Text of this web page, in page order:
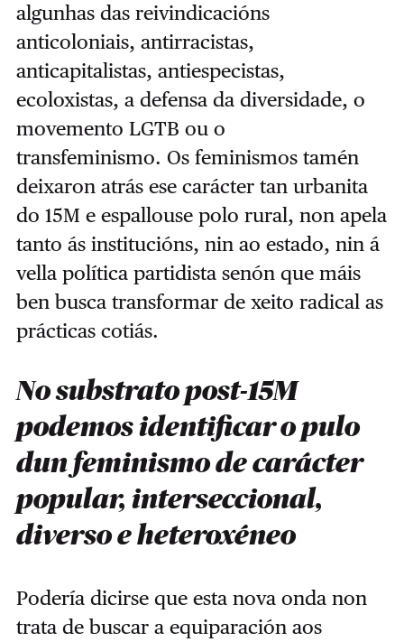
algunhas das reivindicacións
anticoloniais, antirracistas,
anticapitalistas, antiespecistas,
ecoloxistas, a defensa da diversidade, o
movemento LGTB ou o
transfeminismo. Os feminismos tamén
deixaron atrás ese carácter tan urbanita
do 15M e espallouse polo rural, non apela
tanto ás institucións, nin ao estado, nin á
vella política partidista senón que máis
ben busca transformar de xeito radical as
prácticas cotiás.
No substrato post-15M
podemos identificar o pulo
dun feminismo de carácter
popular, interseccional,
diverso e heteroxéneo
Podería dicirse que esta nova onda non
trata de buscar a equiparación aos